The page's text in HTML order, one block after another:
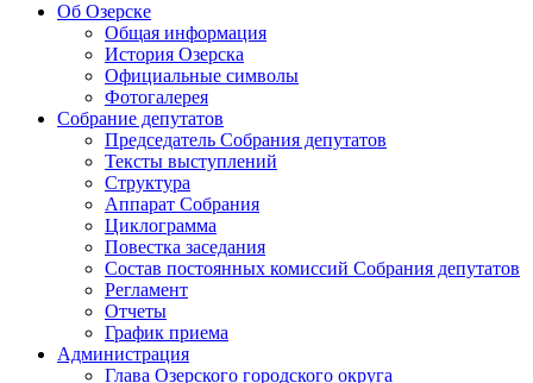
Об Озерске
Общая информация
История Озерска
Официальные символы
Фотогалерея
Собрание депутатов
Председатель Собрания депутатов
Тексты выступлений
Структура
Аппарат Собрания
Циклограмма
Повестка заседания
Состав постоянных комиссий Собрания депутатов
Регламент
Отчеты
График приема
Администрация
Глава Озерского городского округа